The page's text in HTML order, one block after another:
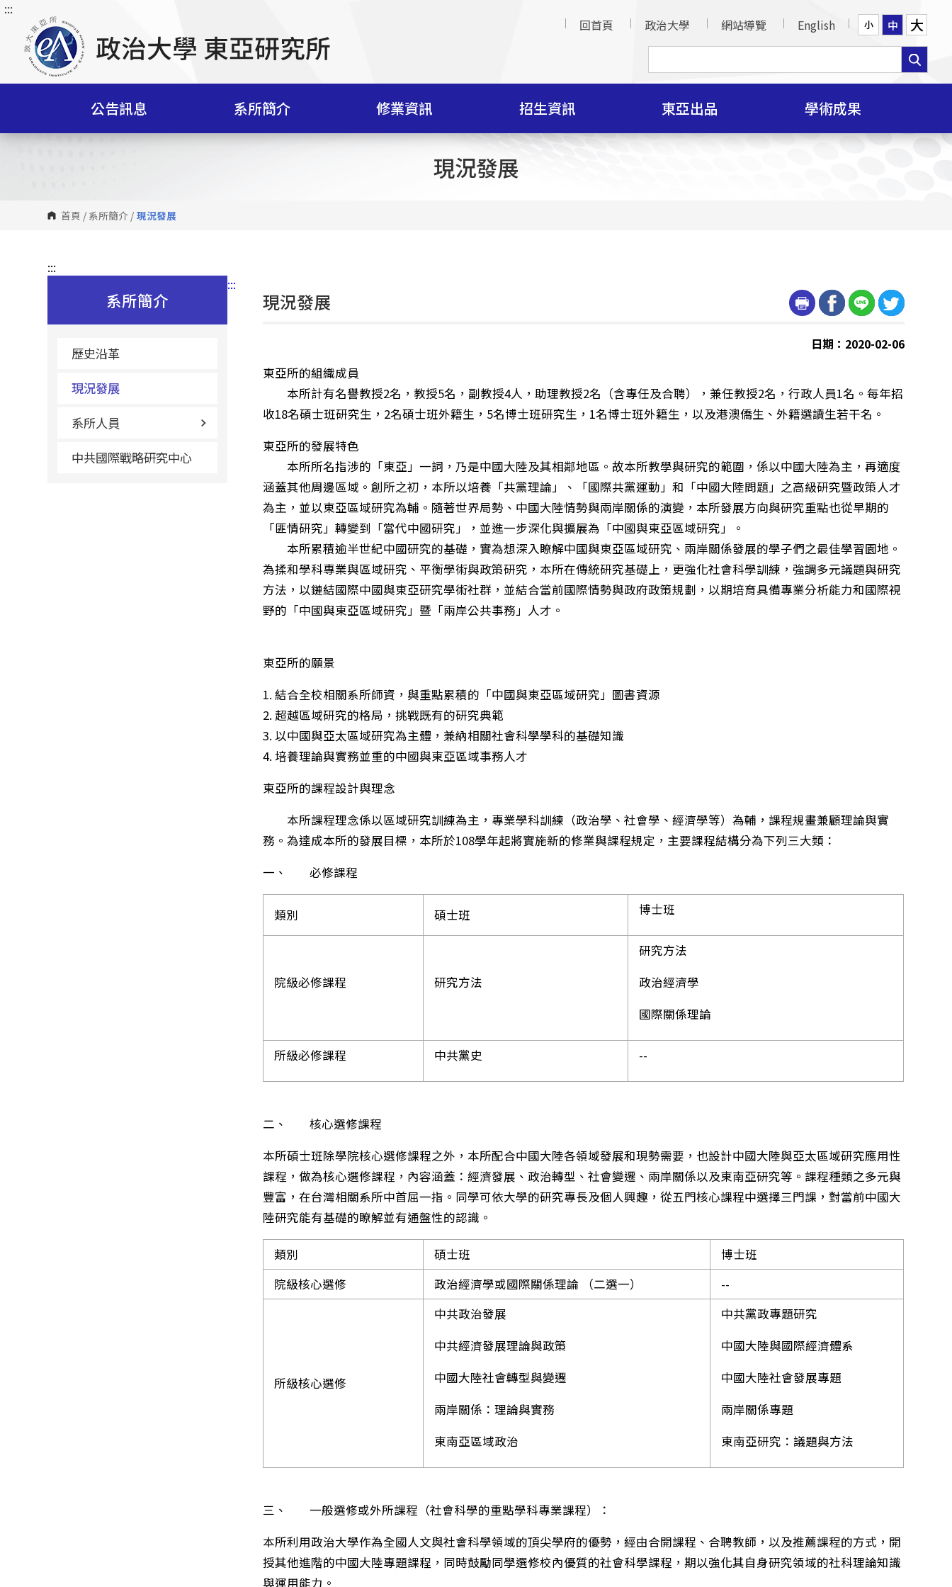
跳
內
塊
:::
回首頁
政治大學 網站導覽 English 小 中 大
公告訊息 系所簡介 修業資訊 招生資訊 東亞出品 學術成果
現況發展
首頁 / 系所簡介 / 現況發展
:::
系所簡介
歷史沿革
現況發展
系所人員
中共國際戰略研究中心
:::
現況發展
日期：2020-02-06
東亞所的組織成員
本所計有名譽教授2名，教授5名，副教授4人，助理教授2名（含專任及合聘），兼任教授2名，行政人員1名。每年招
收18名碩士班研究生，2名碩士班外籍生，5名博士班研究生，1名博士班外籍生，以及港澳僑生、外籍選讀生若干名。
東亞所的發展特色
本所所名指涉的「東亞」一詞，乃是中國大陸及其相鄰地區。故本所教學與研究的範圍，係以中國大陸為主，再適度
涵蓋其他周邊區域。創所之初，本所以培養「共黨理論」、「國際共黨運動」和「中國大陸問題」之高級研究暨政策人才
為主，並以東亞區域研究為輔。隨著世界局勢、中國大陸情勢與兩岸關係的演變，本所發展方向與研究重點也從早期的
「匪情研究」轉變到「當代中國研究」，並進一步深化與擴展為「中國與東亞區域研究」。
本所累積逾半世紀中國研究的基礎，實為想深入瞭解中國與東亞區域研究、兩岸關係發展的學子們之最佳學習園地。
為揉和學科專業與區域研究、平衡學術與政策研究，本所在傳統研究基礎上，更強化社會科學訓練，強調多元議題與研究
方法，以鏈結國際中國與東亞研究學術社群，並結合當前國際情勢與政府政策規劃，以期培育具備專業分析能力和國際視
野的「中國與東亞區域研究」暨「兩岸公共事務」人才。
東亞所的願景
1. 結合全校相關系所師資，與重點累積的「中國與東亞區域研究」圖書資源
2. 超越區域研究的格局，挑戰既有的研究典範
3. 以中國與亞太區域研究為主體，兼納相關社會科學學科的基礎知識
4. 培養理論與實務並重的中國與東亞區域事務人才
東亞所的課程設計與理念
本所課程理念係以區域研究訓練為主，專業學科訓練（政治學、社會學、經濟學等）為輔，課程規畫兼顧理論與實
務。為達成本所的發展目標，本所於108學年起將實施新的修業與課程規定，主要課程結構分為下列三大類：
一、 必修課程
類別 碩士班 博士班
院級必修課程 研究方法
研究方法
政治經濟學
國際關係理論
所級必修課程 中共黨史 --
二、 核心選修課程
本所碩士班除學院核心選修課程之外，本所配合中國大陸各領域發展和現勢需要，也設計中國大陸與亞太區域研究應用性
課程，做為核心選修課程，內容涵蓋：經濟發展、政治轉型、社會變遷、兩岸關係以及東南亞研究等。課程種類之多元與
豐富，在台灣相關系所中首屈一指。同學可依大學的研究專長及個人興趣，從五門核心課程中選擇三門課，對當前中國大
陸研究能有基礎的瞭解並有通盤性的認識。
類別 碩士班
博士班
院級核心選修
政治經濟學或國際關係理論 （二選一） --
所級核心選修
中共政治發展
中共經濟發展理論與政策
中國大陸社會轉型與變遷
兩岸關係：理論與實務
東南亞區域政治
中共黨政專題研究
中國大陸與國際經濟體系
中國大陸社會發展專題
兩岸關係專題
東南亞研究：議題與方法
三、 一般選修或外所課程（社會科學的重點學科專業課程）：
本所利用政治大學作為全國人文與社會科學領域的頂尖學府的優勢，經由合開課程、合聘教師，以及推薦課程的方式，開
授其他進階的中國大陸專題課程，同時鼓勵同學選修校內優質的社會科學課程，期以強化其自身研究領域的社科理論知識
與運用能力。